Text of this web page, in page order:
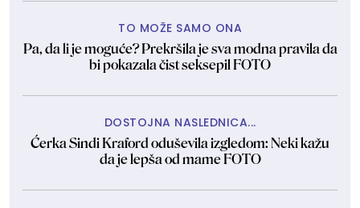
TO MOŽE SAMO ONA
Pa, da li je moguće? Prekršila je sva modna pravila da
bi pokazala čist seksepil FOTO
DOSTOJNA NASLEDNICA...
Ćerka Sindi Kraford oduševila izgledom: Neki kažu
da je lepša od mame FOTO